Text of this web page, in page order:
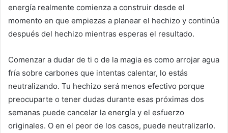
energía realmente comienza a construir desde el
momento en que empiezas a planear el hechizo y continúa
después del hechizo mientras esperas el resultado.
Comenzar a dudar de ti o de la magia es como arrojar agua
fría sobre carbones que intentas calentar, lo estás
neutralizando. Tu hechizo será menos efectivo porque
preocuparte o tener dudas durante esas próximas dos
semanas puede cancelar la energía y el esfuerzo
originales. O en el peor de los casos, puede neutralizarlo.